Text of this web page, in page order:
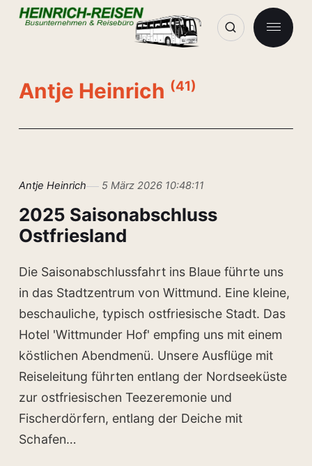
Antje Heinrich (41)
Antje Heinrich 5 März 2026 10:48:11
2025 Saisonabschluss
Ostfriesland
Die Saisonabschlussfahrt ins Blaue führte uns
in das Stadtzentrum von Wittmund. Eine kleine,
beschauliche, typisch ostfriesische Stadt. Das
Hotel 'Wittmunder Hof' empfing uns mit einem
köstlichen Abendmenü. Unsere Ausflüge mit
Reiseleitung führten entlang der Nordseeküste
zur ostfriesischen Teezeremonie und
Fischerdörfern, entlang der Deiche mit
Schafen…